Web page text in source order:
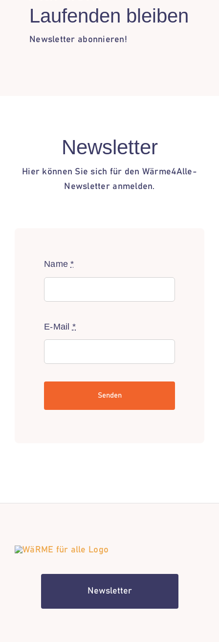
Laufenden bleiben
Newsletter abonnieren!
Newsletter
Hier können Sie sich für den Wärme4Alle-
Newsletter anmelden.
Name*
E-Mail *
Senden
Newsletter